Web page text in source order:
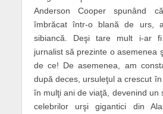
Anderson Cooper spunând
îmbrăcat într-o blană de urs,
sibiancă. Deşi tare mult i-ar fi
jurnalist să prezinte o asemenea
de ce! De asemenea, am
după deces, ursuleţul a crescut
în mulţi ani de viaţă, devenind un
celebrilor urşi gigantici din